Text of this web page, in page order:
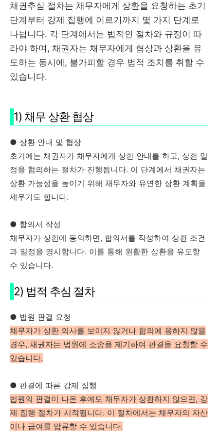
채권추심 절차는 채무자에게 상환을 요청하는 초기
단계부터 강제 집행에 이르기까지 몇 가지 단계로
나뉩니다. 각 단계에서는 법적인 절차와 규정이 따
라야 하며, 채권자는 채무자에게 협상과 상환을 유
도하는 동시에, 불가피할 경우 법적 조치를 취할 수
있습니다.
1) 채무 상환 협상
● 상환 안내 및 협상
초기에는 채권자가 채무자에게 상환 안내를 하고, 상환 일
정을 협의하는 절차가 진행됩니다. 이 단계에서 채권자는
상환 가능성을 높이기 위해 채무자와 유연한 상환 계획을
세우기도 합니다.
● 합의서 작성
채무자가 상환에 동의하면, 합의서를 작성하여 상환 조건
과 일정을 명시합니다. 이를 통해 원활한 상환을 유도할
수 있습니다.
2) 법적 추심 절차
● 법원 판결 요청
채무자가 상환 의사를 보이지 않거나 합의에 응하지 않을
경우, 채권자는 법원에 소송을 제기하여 판결을 요청할 수
있습니다.
● 판결에 따른 강제 집행
법원의 판결이 나온 후에도 채무자가 상환하지 않으면, 강
제 집행 절차가 시작됩니다. 이 절차에서는 채무자의 자산
이나 급여를 압류할 수 있습니다​.